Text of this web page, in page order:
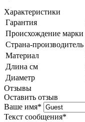
Характеристики
Гарантия
Происхождение марки
Страна-производитель
Материал
Длина см
Диаметр
Отзывы
Оставить отзыв
Ваше имя*
Текст сообщения*